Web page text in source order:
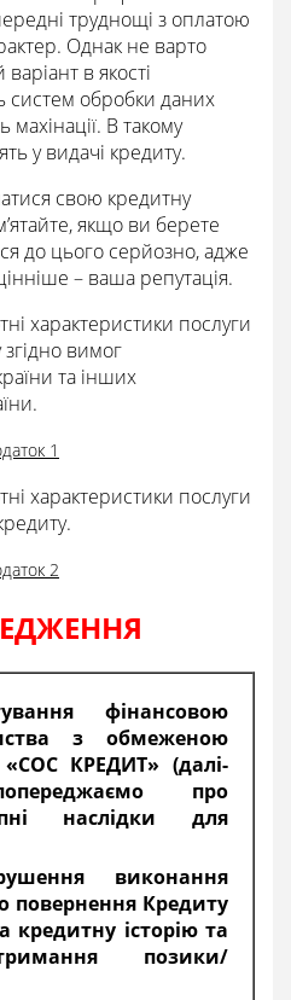
труднощі з оплатою
Однак не варто
в якості
систем обробки даних
махінації. В такому
у видачі кредиту.
свою кредитну
якщо ви берете
до цього серйозно, адже
– ваша репутація.
характеристики послуги
вимог
та інших
1
характеристики послуги
2
фінансовою
з обмеженою
«СОС КРЕДИТ» (далі-
про
наслідки для
виконання
повернення Кредиту
історію та
позики/